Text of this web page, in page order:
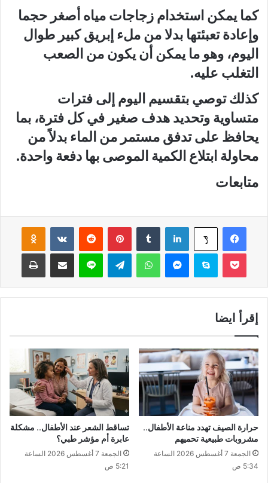
كما يمكن استخدام زجاجات مياه أصغر حجما
وإعادة تعبئتها بدلا من ملء إبريق كبير طوال
اليوم، وهو ما يمكن أن يكون من الصعب
التغلب عليه.
كذلك توصي بتقسيم اليوم إلى فترات
متساوية وتحديد هدف صغير في كل فترة، بما
يحافظ على تدفق مستمر من الماء بدلاً من
محاولة ابتلاع الكمية الموصى بها دفعة واحدة.
متابعات
فيسبوك ‫X لينكدإن بينتيريست
سكايب واتساب لاين
إقرأ ايضا
حرارة الصيف تهدد مناعة الأطفال..
مشروبات طبيعية تحميهم
الجمعة 7 أغسطس 2026 الساعة
5:34 ص
تساقط الشعر عند الأطفال.. مشكلة
عابرة أم مؤشر طبي؟
الجمعة 7 أغسطس 2026 الساعة
5:21 ص